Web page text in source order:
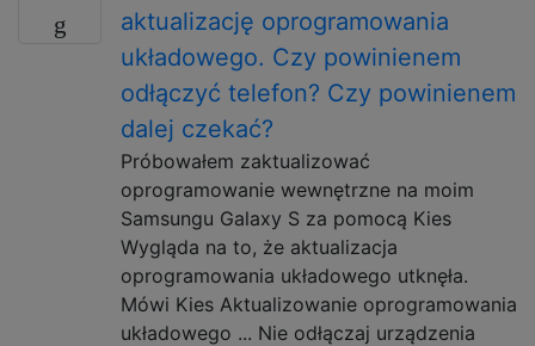
aktualizację oprogramowania
układowego. Czy powinienem
odłączyć telefon? Czy powinienem
dalej czekać?
Próbowałem zaktualizować
oprogramowanie wewnętrzne na moim
Samsungu Galaxy S za pomocą Kies
Wygląda na to, że aktualizacja
oprogramowania układowego utknęła.
Mówi Kies Aktualizowanie oprogramowania
układowego ... Nie odłączaj urządzenia